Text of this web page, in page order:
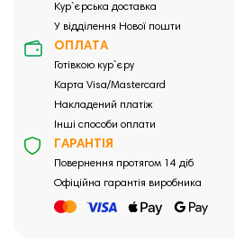
Кур`єрська доставка
У відділення Нової пошти
ОПЛАТА
Готівкою кур`єру
Карта Visa/Mastercard
Накладений платіж
Інші способи оплати
ГАРАНТІЯ
Повернення протягом 14 діб
Офіційна гарантія виробника